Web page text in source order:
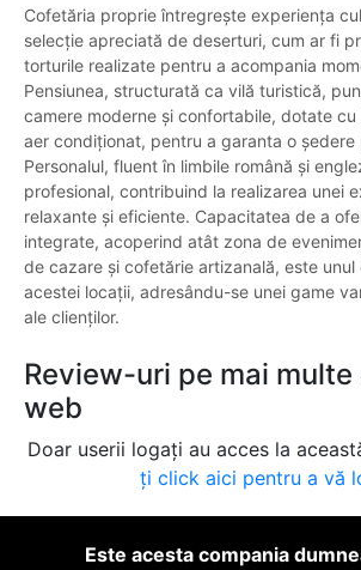
Cofetăria proprie întregrește experiența
selecție apreciată de deserturi, cum ar fi
torturile realizate pentru a acompania
Pensiunea, structurată ca vilă turistică,
camere moderne și confortabile, dotate cu
aer condiționat, pentru a garanta o ședere
Personalul, fluent în limbile română și
profesional, contribuind la realizarea unei
relaxante și eficiente. Capacitatea de a
integrate, acoperind atât zona de
de cazare și cofetărie artizanală, este unul
acestei locații, adresându-se unei game
ale clienților.
Review-uri pe mai
web
Doar userii logați au acces la
ți click aici pentru a vă
Este acesta compania